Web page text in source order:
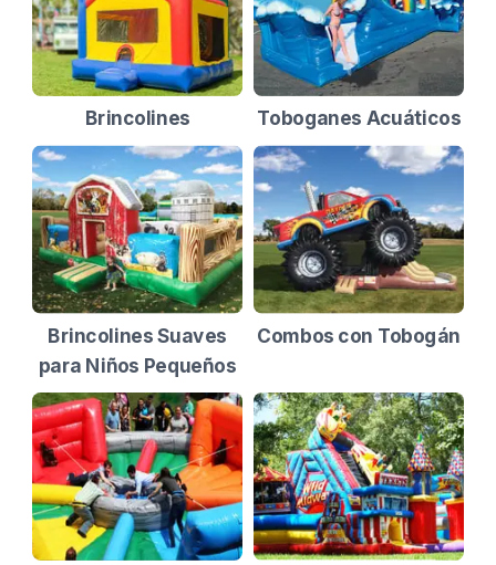
Brincolines Toboganes Acuáticos
Brincolines Suaves
para Niños Pequeños
Combos con Tobogán